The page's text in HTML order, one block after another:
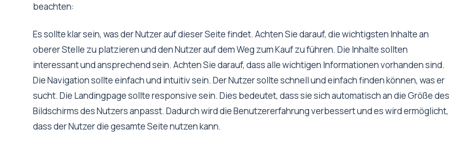
beachten:
Es sollte klar sein, was der Nutzer auf dieser Seite findet. Achten Sie darauf, die wichtigsten Inhalte an
oberer Stelle zu platzieren und den Nutzer auf dem Weg zum Kauf zu führen. Die Inhalte sollten
interessant und ansprechend sein. Achten Sie darauf, dass alle wichtigen Informationen vorhanden sind.
Die Navigation sollte einfach und intuitiv sein. Der Nutzer sollte schnell und einfach finden können, was er
sucht. Die Landingpage sollte responsive sein. Dies bedeutet, dass sie sich automatisch an die Größe des
Bildschirms des Nutzers anpasst. Dadurch wird die Benutzererfahrung verbessert und es wird ermöglicht,
dass der Nutzer die gesamte Seite nutzen kann.